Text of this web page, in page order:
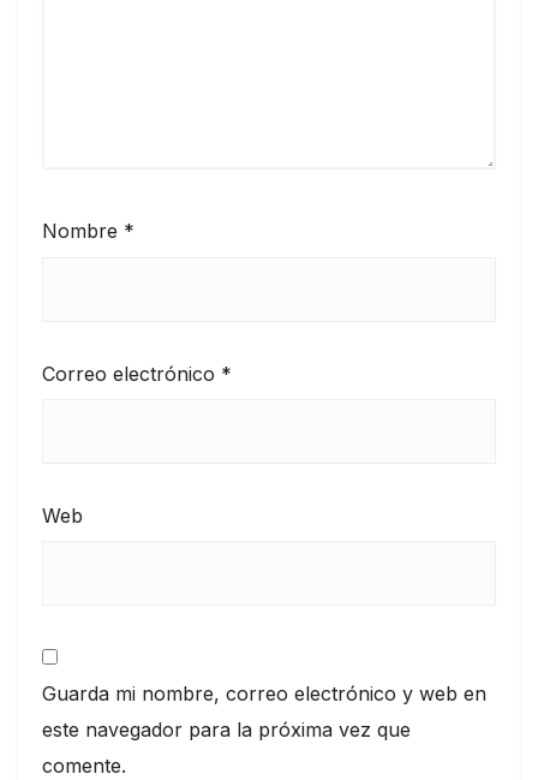
Nombre *
Correo electrónico *
Web
Guarda mi nombre, correo electrónico y web en
este navegador para la próxima vez que
comente.